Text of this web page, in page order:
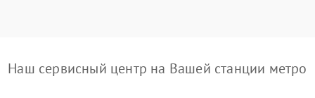
Наш сервисный центр на Вашей станции метро